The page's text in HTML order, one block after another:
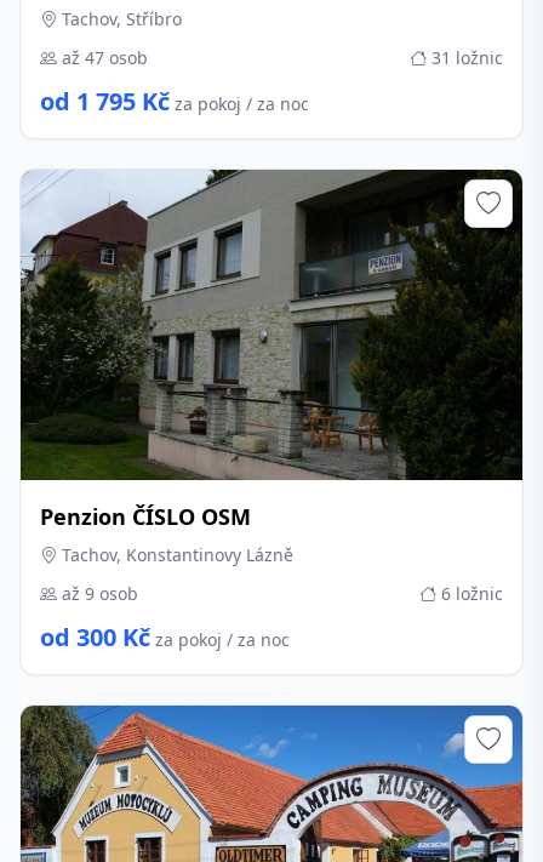
Tachov, Stříbro
až 47 osob
31 ložnic
od 1 795 Kč za pokoj / za noc
Penzion ČÍSLO OSM
Tachov, Konstantinovy Lázně
až 9 osob
6 ložnic
od 300 Kč za pokoj / za noc